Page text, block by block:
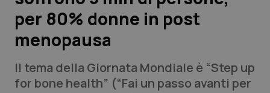
Studi e Analisi
Lettere al direttore
Edizioni Regionali
per 80% donne in post
menopausa
Il tema della Giornata Mondiale è “Step up
for bone health” (“Fai un passo avanti per